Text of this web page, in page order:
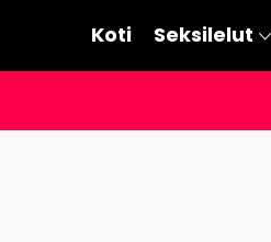
Koti Seksilelut